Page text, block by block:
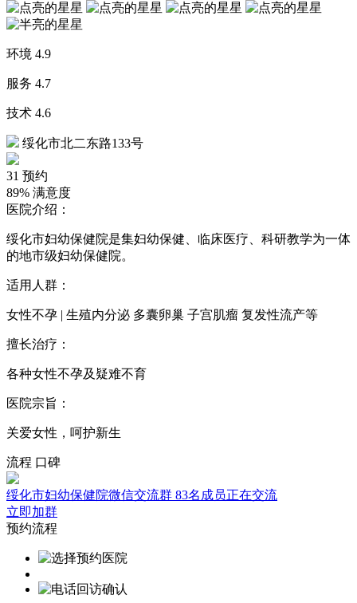
环境 4.9
服务 4.7
技术 4.6
绥化市北二东路133号
31 预约
89% 满意度
医院介绍：
绥化市妇幼保健院是集妇幼保健、临床医疗、科研教学为一体
的地市级妇幼保健院。
适用人群：
女性不孕 | 生殖内分泌 多囊卵巢 子宫肌瘤 复发性流产等
擅长治疗：
各种女性不孕及疑难不育
医院宗旨：
关爱女性，呵护新生
流程 口碑
绥化市妇幼保健院微信交流群 83名成员正在交流
立即加群
预约流程